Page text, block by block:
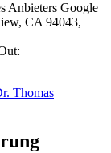
Anbieters Google
CA 94043,
Thomas